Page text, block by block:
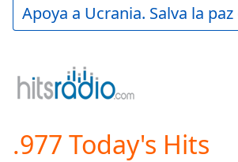
Play
Video
Skip
Forward
Current
Time0:00
Apoya a Ucrania. Salva la
.977 Today's Hits